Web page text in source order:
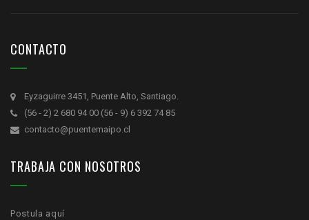
CONTACTO
Eyzaguirre 3451, Puente Alto, Santiago.
(56 - 2) 2 680 94 00 (56 - 9) 6 392 74 85
contacto@puentemaipo.cl
TRABAJA CON NOSOTROS
Postula aquí